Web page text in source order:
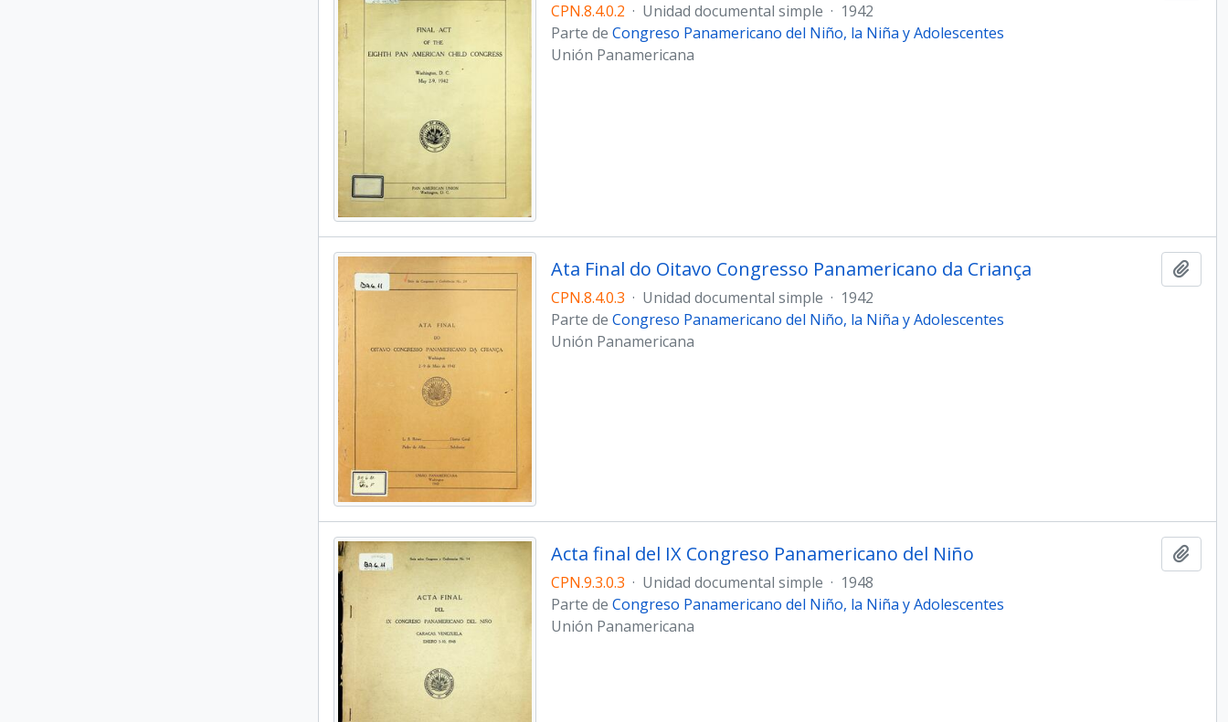
CPN.8.4.0.2 · Unidad documental simple · 1942
Parte de Congreso Panamericano del Niño, la Niña y Adolescentes
Unión Panamericana
Ata Final do Oitavo Congresso Panamericano da Criança
CPN.8.4.0.3 · Unidad documental simple · 1942
Parte de Congreso Panamericano del Niño, la Niña y Adolescentes
Unión Panamericana
Acta final del IX Congreso Panamericano del Niño
CPN.9.3.0.3 · Unidad documental simple · 1948
Parte de Congreso Panamericano del Niño, la Niña y Adolescentes
Unión Panamericana